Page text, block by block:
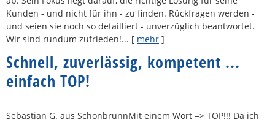
Kunden - und nicht für ihn - zu finden. Rückfragen werden -
und seien sie noch so detailliert - unverzüglich beantwortet.
Wir sind rundum zufrieden!... [ mehr ]
Schnell, zuverlässig, kompetent ...
einfach TOP!
Sebastian G. aus SchönbrunnMit einem Wort => TOP!!! Da ich